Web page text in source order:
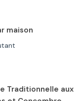
maison
Traditionnelle aux